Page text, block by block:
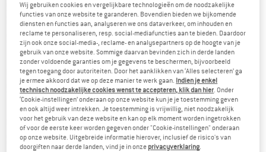
Wij gebruiken cookies en vergelijkbare technologieën om de noodzakelijke
functies van onze website te garanderen. Bovendien bieden we bijkomende
diensten en functies aan, analyseren we ons dataverkeer, om inhouden en
reclame te personaliseren, resp. social-mediafuncties aan te bieden. Daardoor
zijn ook onze social-media-, reclame- en analysepartners op de hoogte van je
gebruik van onze website. Sommige daarvan bevinden zich in derde landen
zonder voldoende garanties om je gegevens te beschermen, bijvoorbeeld
tegen toegang door autoriteiten. Door het aanklikken van ‘Alles selecteren’ ga
je ermee akkoord dat we op deze manier te werk gaan. Indien je enkel
technisch noodzakelijke cookies wenst te accepteren, klik dan hier. Onder
‘Cookie-instellingen’ onderaan op onze website kun je je toestemming geven
en ook altijd weer intrekken. Je toestemming is vrijwillig, niet noodzakelijk
voor het gebruik van deze website en kan op elk moment worden ingetrokken
of voor de eerste keer worden gegeven onder "Cookie-instellingen" onderaan
op onze website. Uitgebreide informatie hierover, inclusief de risico's van
doorgiften naar derde landen, vind je in onze privacyverklaring.